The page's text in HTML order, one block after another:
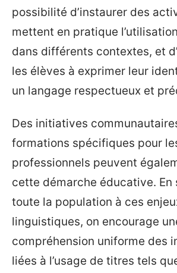
possibilité d’instaurer des
mettent en pratique
dans différents contextes, et
les élèves à exprimer leur
un langage respectueux et
Des initiatives
formations spécifiques pour
professionnels peuvent
cette démarche éducative. En
toute la population à ces
linguistiques, on encourage
compréhension uniforme des
liées à l’usage de titres tels